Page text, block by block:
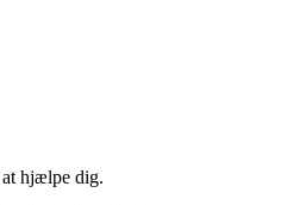
hjælpe dig.